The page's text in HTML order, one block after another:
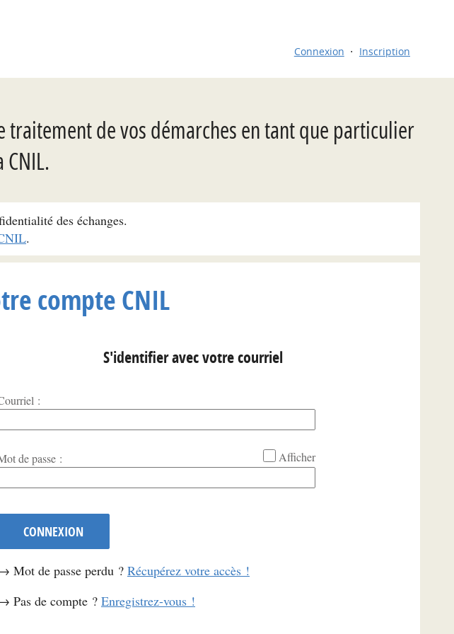
Connexion Inscription
de vos démarches en tant que particulier
des échanges.
.
compte CNIL
S'identifier avec votre courriel
:
de passe : Afficher
CONNEXION
Mot de passe perdu ? Récupérez votre accès !
Pas de compte ? Enregistrez-vous !